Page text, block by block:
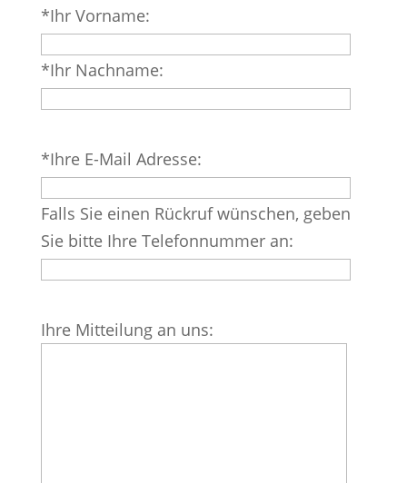
lasse
dieses
Feld
leer.
*Ihr Vorname:
*Ihr Nachname:
lasse
dieses
Feld
leer.
*Ihre E-Mail Adresse:
Falls Sie einen Rückruf wünschen, geben
Sie bitte Ihre Telefonnummer an:
lasse
Ihre Mitteilung an uns: